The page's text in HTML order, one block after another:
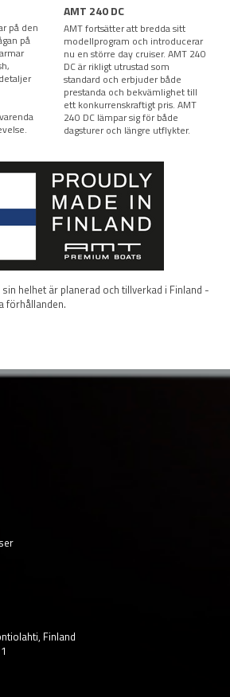
på den
på
AMT 240 DC
AMT fortsätter att bredda sitt
modellprogram och introducerar
nu en större day cruiser. AMT 240
DC är rikligt utrustad som
standard och erbjuder både
prestanda och bekvämlighet till
ett konkurrenskraftigt pris. AMT
240 DC lämpar sig för både
dagsturer och längre utflykter.
helhet är planerad och tillverkad i Finland -
förhållanden.
Finland